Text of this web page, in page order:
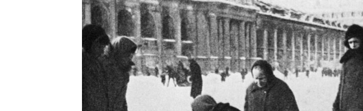
ПОДПИШИТЕСЬ НА РАССЫЛКУ